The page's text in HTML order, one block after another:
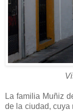
La familia Muñiz
de la ciudad, cuya